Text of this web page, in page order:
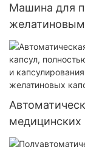
Машина для
NJP 2500C
медицинских